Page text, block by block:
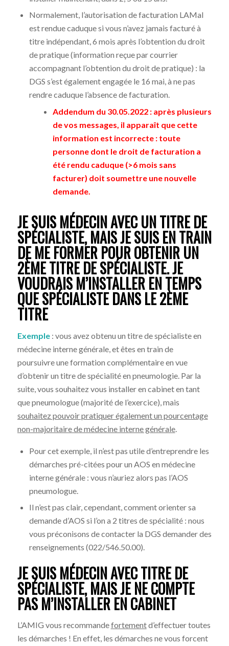
Normalement, l’autorisation de facturation LAMal
est rendue caduque si vous n’avez jamais facturé à
titre indépendant, 6 mois après l’obtention du droit
de pratique (information reçue par courrier
accompagnant l’obtention du droit de pratique) : la
DGS s’est également engagée le 16 mai, à ne pas
rendre caduque l’absence de facturation.
Addendum du 30.05.2022 : après plusieurs
de vos messages, il apparaît que cette
information est incorrecte : toute
personne dont le droit de facturation a
été rendu caduque (>6 mois sans
facturer) doit soumettre une nouvelle
demande.
JE SUIS MÉDECIN AVEC UN TITRE DE
SPÉCIALISTE, MAIS JE SUIS EN TRAIN
DE ME FORMER POUR OBTENIR UN
2ÈME TITRE DE SPÉCIALISTE. JE
VOUDRAIS M’INSTALLER EN TEMPS
QUE SPÉCIALISTE DANS LE 2ÈME
TITRE
Exemple: vous avez obtenu un titre de spécialiste en
médecine interne générale, et êtes en train de
poursuivre une formation complémentaire en vue
d’obtenir un titre de spécialité en pneumologie. Par la
suite, vous souhaitez vous installer en cabinet en tant
que pneumologue (majorité de l’exercice), mais
souhaitez pouvoir pratiquer également un pourcentage
non-majoritaire de médecine interne générale.
Pour cet exemple, il n’est pas utile d’entreprendre les
démarches pré-citées pour un AOS en médecine
interne générale : vous n’auriez alors pas l’AOS
pneumologue.
Il n’est pas clair, cependant, comment orienter sa
demande d’AOS si l’on a 2 titres de spécialité : nous
vous préconisons de contacter la DGS demander des
renseignements (022/546.50.00).
JE SUIS MÉDECIN AVEC TITRE DE
SPÉCIALISTE, MAIS JE NE COMPTE
PAS M’INSTALLER EN CABINET
L’AMIG vous recommandefortementd’effectuer toutes
les démarches ! En effet, les démarches ne vous forcent